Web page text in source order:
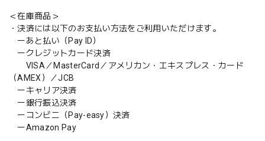
＜在庫商品＞
・決済には以下のお支払い方法をご利用いただけます。
ーあと払い（Pay ID）
ークレジットカード決済
VISA／MasterCard／アメリカン・エキスプレス・カード
（AMEX）／JCB
ーキャリア決済
ー銀行振込決済
ーコンビニ（Pay-easy）決済
ーAmazon Pay